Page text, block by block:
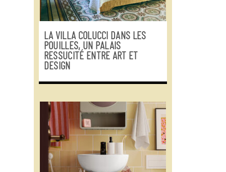
LA VILLA COLUCCI DANS LES
POUILLES, UN PALAIS
RESSUCITÉ ENTRE ART ET
DESIGN